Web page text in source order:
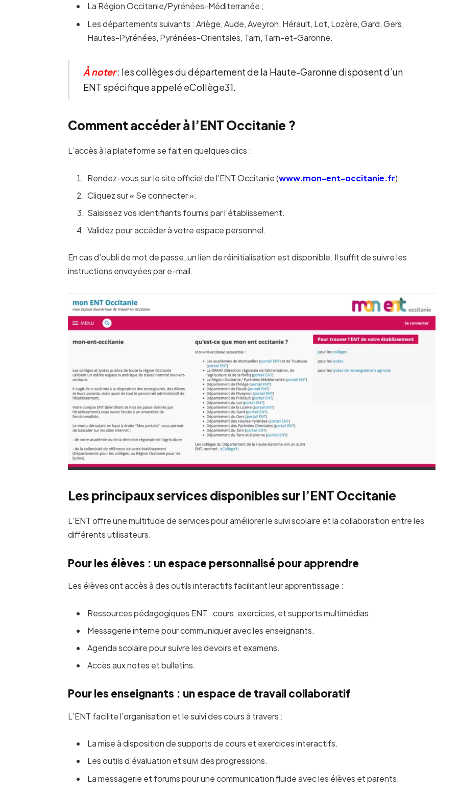
La Région Occitanie/Pyrénées-Méditerranée ;
Les départements suivants : Ariège, Aude, Aveyron, Hérault, Lot, Lozère, Gard, Gers,
Hautes-Pyrénées, Pyrénées-Orientales, Tarn, Tarn-et-Garonne.
À noter: les collèges du département de la Haute-Garonne disposent d’un
ENT spécifique appelé eCollège31.
Comment accéder à l’ENT Occitanie ?
L’accès à la plateforme se fait en quelques clics :
Rendez-vous sur le site officiel de l’ENT Occitanie (www.mon-ent-occitanie.fr).
Cliquez sur « Se connecter ».
Saisissez vos identifiants fournis par l’établissement.
Validez pour accéder à votre espace personnel.
En cas d’oubli de mot de passe, un lien de réinitialisation est disponible. Il suffit de suivre les
instructions envoyées par e-mail.
Les principaux services disponibles sur l’ENT Occitanie
L’ENT offre une multitude de services pour améliorer le suivi scolaire et la collaboration entre les
différents utilisateurs.
Pour les élèves : un espace personnalisé pour apprendre
Les élèves ont accès à des outils interactifs facilitant leur apprentissage :
Ressources pédagogiques ENT : cours, exercices, et supports multimédias.
Messagerie interne pour communiquer avec les enseignants.
Agenda scolaire pour suivre les devoirs et examens.
Accès aux notes et bulletins.
Pour les enseignants : un espace de travail collaboratif
L’ENT facilite l’organisation et le suivi des cours à travers :
La mise à disposition de supports de cours et exercices interactifs.
Les outils d’évaluation et suivi des progressions.
La messagerie et forums pour une communication fluide avec les élèves et parents.